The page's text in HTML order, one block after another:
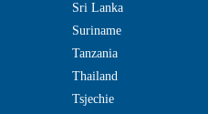
Sri Lanka
Suriname
Tanzania
Thailand
Tsjechie